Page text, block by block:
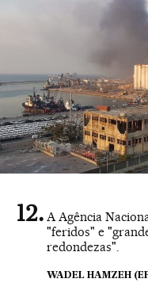
A Agência
"feridos" e
redondezas".
WADEL HAMZEH